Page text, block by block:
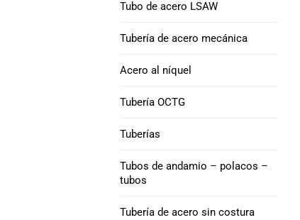
Tubería de
revestimiento P110
Tubería de
revestimiento C90
Tubo de acero LSAW
Tubería de acero mecánica
Acero al níquel
Tubería OCTG
Tuberías
Tubos de andamio – polacos –
tubos
Tubería de acero sin costura